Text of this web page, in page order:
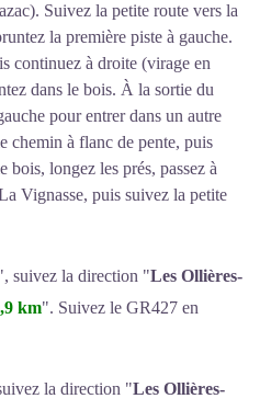
Suivez la petite route vers la
la première piste à gauche.
continuez à droite (virage en
dans le bois. À la sortie du
pour entrer dans un autre
chemin à flanc de pente, puis
bois, longez les prés, passez à
Vignasse, puis suivez la petite
suivez la direction "Les Ollières-
km". Suivez le GR427 en
la direction "Les Ollières-